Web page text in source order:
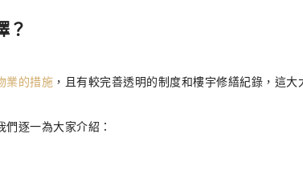
？
業的措施 ，且有較完善透明的制度和樓宇修繕紀錄，這
逐一為大家介紹：